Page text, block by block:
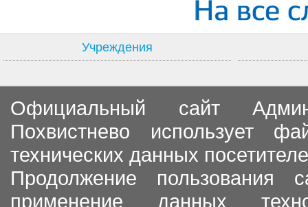
Учреждения
Официальный сайт
Похвистнево использует
технических данных
Продолжение пользования
применение данных